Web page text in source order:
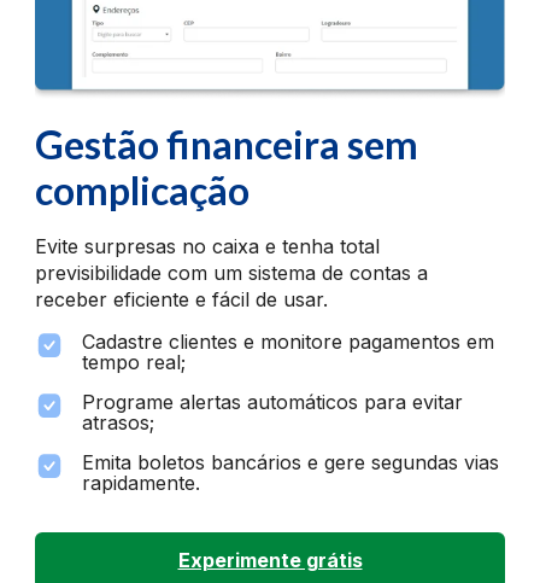
Gestão financeirasem
complicação
Evite surpresas no caixa e tenha total
previsibilidade com um sistema de contas a
receber eficiente e fácil de usar.
Cadastre clientes e monitore pagamentos em
tempo real;
Programe alertas automáticos para evitar
atrasos;
Emita boletos bancários e gere segundas vias
rapidamente.
Experimente grátis